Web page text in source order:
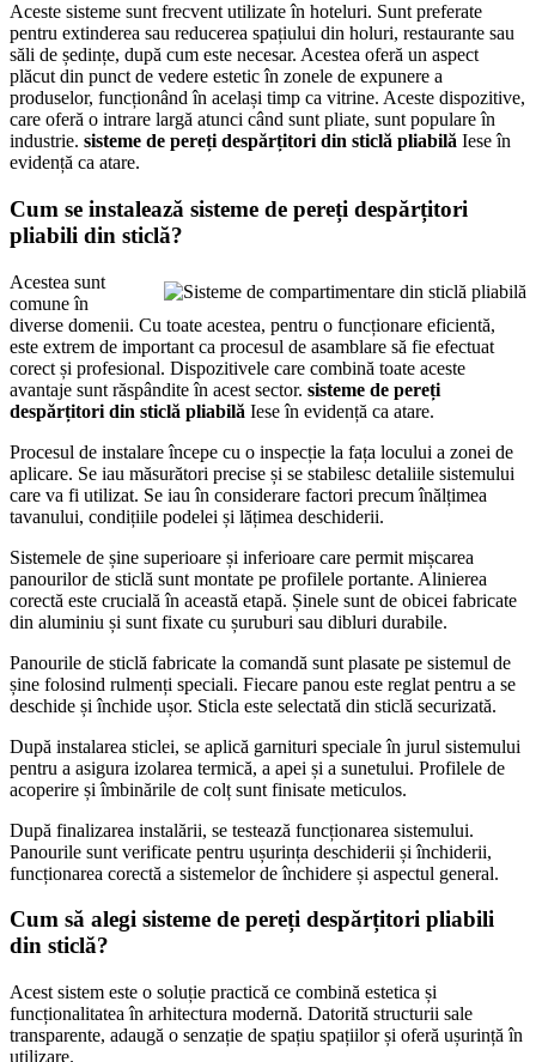
Aceste sisteme sunt frecvent utilizate în hoteluri. Sunt preferate
pentru extinderea sau reducerea spațiului din holuri, restaurante sau
săli de ședințe, după cum este necesar. Acestea oferă un aspect
plăcut din punct de vedere estetic în zonele de expunere a
produselor, funcționând în același timp ca vitrine. Aceste dispozitive,
care oferă o intrare largă atunci când sunt pliate, sunt populare în
industrie. sisteme de pereți despărțitori din sticlă pliabilă Iese în
evidență ca atare.
Cum se instalează sisteme de pereți despărțitori
pliabili din sticlă?
Acestea sunt
comune în
diverse domenii. Cu toate acestea, pentru o funcționare eficientă,
este extrem de important ca procesul de asamblare să fie efectuat
corect și profesional. Dispozitivele care combină toate aceste
avantaje sunt răspândite în acest sector. sisteme de pereți
despărțitori din sticlă pliabilă Iese în evidență ca atare.
Procesul de instalare începe cu o inspecție la fața locului a zonei de
aplicare. Se iau măsurători precise și se stabilesc detaliile sistemului
care va fi utilizat. Se iau în considerare factori precum înălțimea
tavanului, condițiile podelei și lățimea deschiderii.
Sistemele de șine superioare și inferioare care permit mișcarea
panourilor de sticlă sunt montate pe profilele portante. Alinierea
corectă este crucială în această etapă. Șinele sunt de obicei fabricate
din aluminiu și sunt fixate cu șuruburi sau dibluri durabile.
Panourile de sticlă fabricate la comandă sunt plasate pe sistemul de
șine folosind rulmenți speciali. Fiecare panou este reglat pentru a se
deschide și închide ușor. Sticla este selectată din sticlă securizată.
După instalarea sticlei, se aplică garnituri speciale în jurul sistemului
pentru a asigura izolarea termică, a apei și a sunetului. Profilele de
acoperire și îmbinările de colț sunt finisate meticulos.
După finalizarea instalării, se testează funcționarea sistemului.
Panourile sunt verificate pentru ușurința deschiderii și închiderii,
funcționarea corectă a sistemelor de închidere și aspectul general.
Cum să alegi sisteme de pereți despărțitori pliabili
din sticlă?
Acest sistem este o soluție practică ce combină estetica și
funcționalitatea în arhitectura modernă. Datorită structurii sale
transparente, adaugă o senzație de spațiu spațiilor și oferă ușurință în
utilizare.